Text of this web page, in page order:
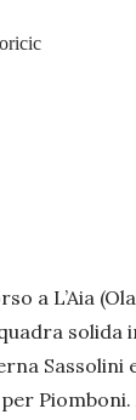
a L’Aia
solida
Sassolini